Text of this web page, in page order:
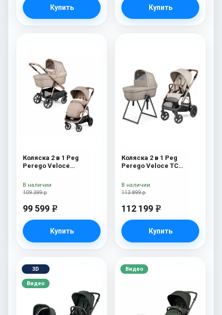
Купить Купить
Коляска 2 в 1 Peg
Perego Veloce
109 399 р
99 599 e
Купить
В наличии
Коляска 2 в 1 Peg
Perego Veloce TC
113 899 р
112 199 e
Купить
В наличии
3D
Видео
Видео